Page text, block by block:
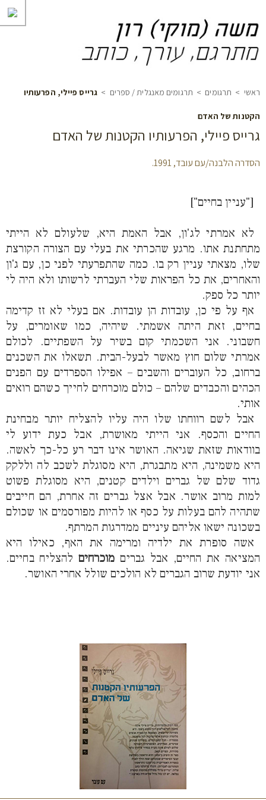
ראשי > תרגומים > תרגומים מאנגלית / ספרים > גרייס פיילי, הפרעותיו
הקטנות של האדם
גרייס פיילי, הפרעותיו הקטנות של האדם
הסדרה הלבנה/עם עובד, 1991.
["עניין בחיים"]
לא אמרתי לג'ון, אבל האמת היא, שלעולם לא הייתי
מתחתנת אתו. מרגע שהכרתי את בעלי עם הצורה הקורצת
שלו, מצאתי עניין רק בו. כמה שהתפרעתי לפני כן, עם ג'ון
והאחרים, את כל הפראות שלי העברתי לרשותו ולא היה לי
יותר כל ספק.
אף על פי כן, עובדות הן עובדות. אם בעלי לא זז קדימה
בחיים, זאת היתה אשמתי. שיהיה, כמו שאומרים, על
חשבוני. אני השכמתי קום בשיר על השפתיים. לכולם
אמרתי שלום חוץ מאשר לבעל-הבית. תשאלו את השכנים
ברחוב, כל העוברים והשבים – אפילו הספרדים עם הפנים
הכהים והכבדים שלהם – כולם מוכרחים לחייך כשהם רואים
אותי.
אבל לשם רווחתו שלו היה עליו להצליח יותר מבחינת
החיים והכסף. אני הייתי מאושרת, אבל כעת ידוע לי
בוודאות שזאת שגיאה. האושר אינו דבר רע כל-כך לאשה.
היא משמינה, היא מתבגרת, היא מסוגלת לשכב לה וללקק
גדוד שלם של גברים וילדים קטנים, היא מסוגלת פשוט
למות מרוב אושר. אבל אצל גברים זה אחרת, הם חייבים
שתהיה להם בעלות על כסף או להיות מפורסמים או שכולם
בשכונה ישאו אליהם עיניים ממדרגות המרתף.
אשה סופרת את ילדיה ומרימה את האף, כאילו היא
המציאה את החיים, אבל גברים מוכרחים להצליח בחיים.
אני יודעת שרוב הגברים לא הולכים שולל אחרי האושר.